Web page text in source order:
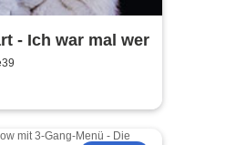
- Ich war mal wer